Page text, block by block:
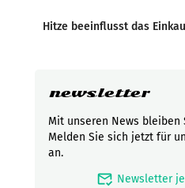
Hitze beeinflusst das
newsletter
Mit unseren News bleiben
Melden Sie sich jetzt für
an.
mark_email_read Newsletter